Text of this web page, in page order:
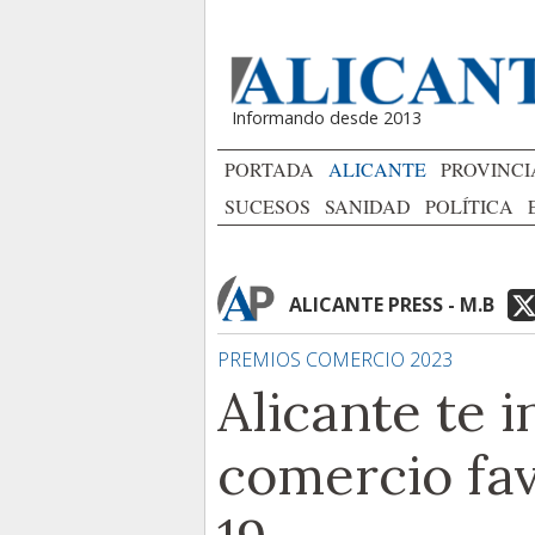
Informando desde 2013
PORTADA ALICANTE
SUCESOS
SANIDAD POLÍTICA
ALICANTE PRESS - M.B
PREMIOS COMERCIO 2023
Alicante te
comercio